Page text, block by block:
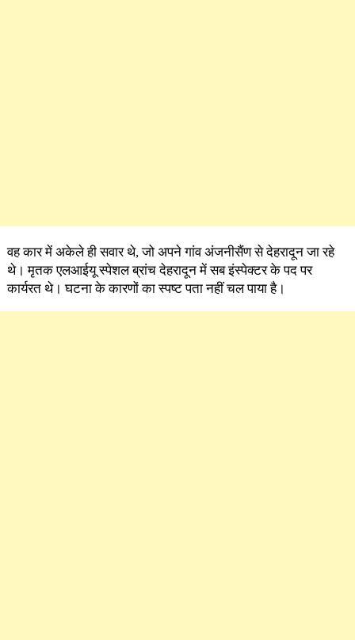
वह कार में अकेले ही सवार थे, जो अपने गांव अंजनीसैंण से देहरादून जा रहे
थे। मृतक एलआईयू स्पेशल ब्रांच देहरादून में सब इंस्पेक्टर के पद पर
कार्यरत थे। घटना के कारणों का स्पष्ट पता नहीं चल पाया है।